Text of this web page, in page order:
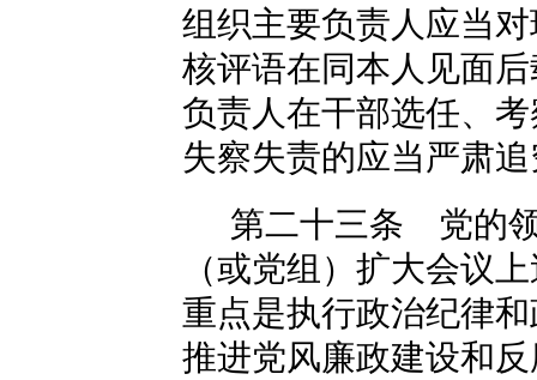
组织主要负责人应当
核评语在同本人见面
负责人在干部选任、
失察失责的应当严肃
第二十三条 党的
（或党组）扩大会议
重点是执行政治纪律
推进党风廉政建设和